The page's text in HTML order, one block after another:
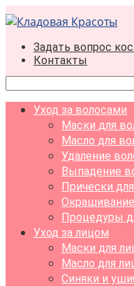
Перейти
к
контентуЗадать вопрос
Контакты
Поиск:
Уход за волосами
Маски для
Масло для
Удаление
Выпадение
Прически
Процедуры
Уход за лицом
Маски для
Масло для
Синяки и